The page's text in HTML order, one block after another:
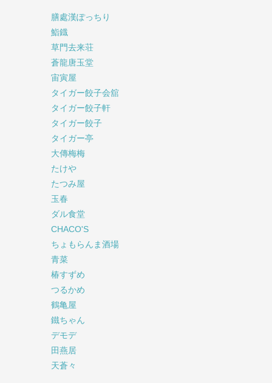
膳處漢ぽっちり
鮨鐡
草門去来荘
蒼龍唐玉堂
宙寅屋
タイガー餃子会舘
タイガー餃子軒
タイガー餃子
タイガー亭
大傳梅梅
たけや
たつみ屋
玉春
ダル食堂
CHACO'S
ちょもらんま酒場
青菜
椿すずめ
つるかめ
鶴亀屋
鐵ちゃん
デモデ
田燕居
天蒼々